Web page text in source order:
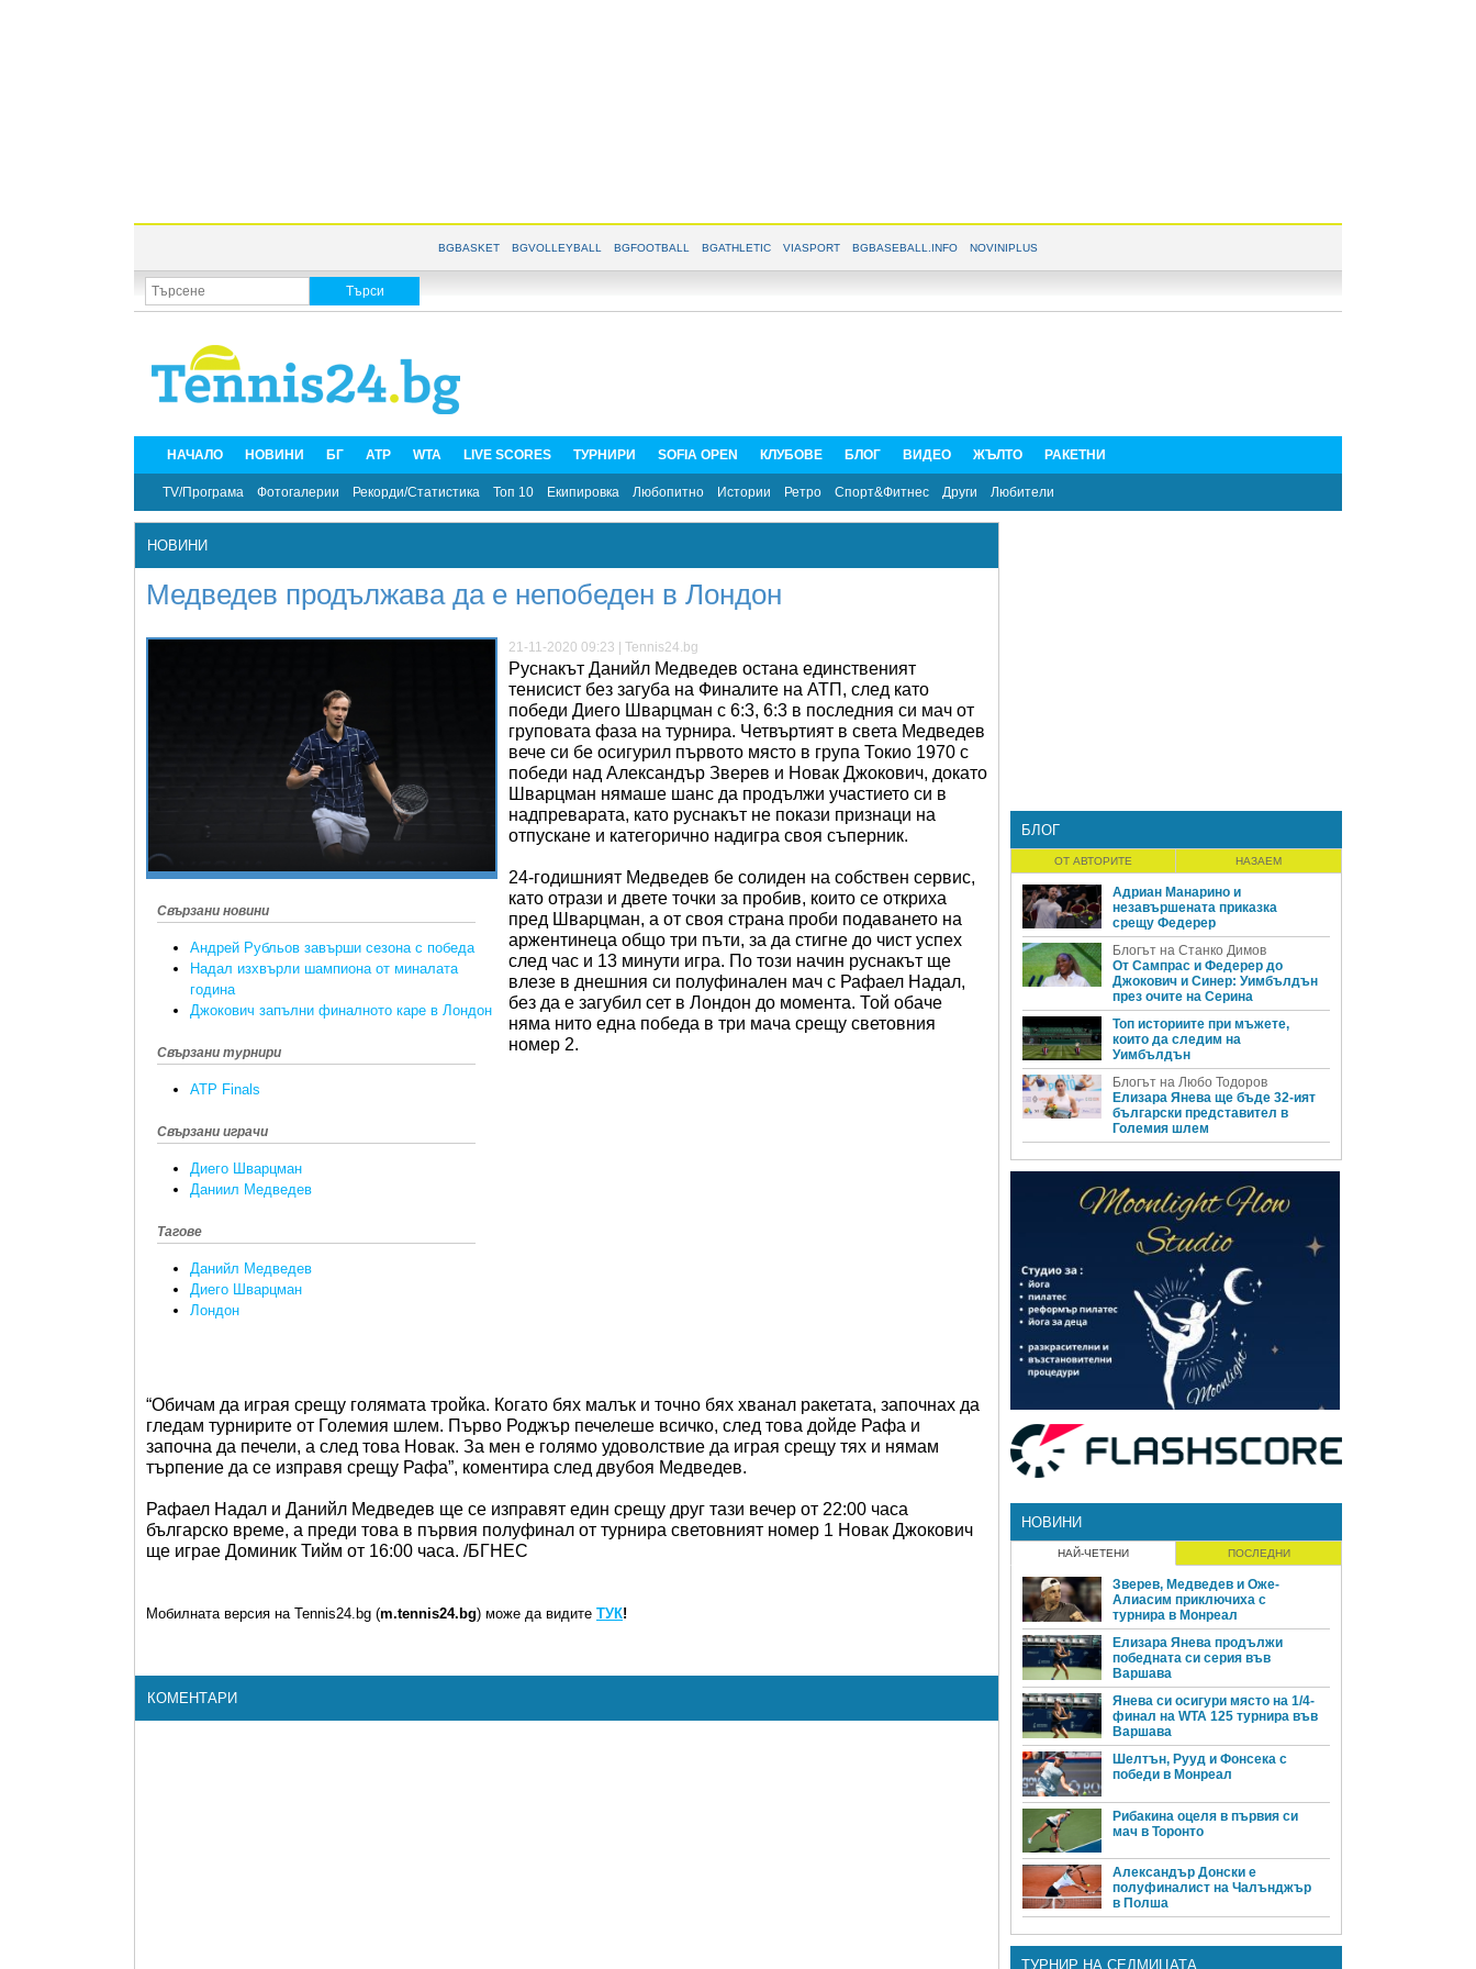
BGBASKET BGVOLLEYBALL BGFOOTBALL BGATHLETIC VIASPORT BGBASEBALL.INFO NOVINIPLUS
НАЧАЛО НОВИНИ БГ ATP WTA LIVE SCORES ТУРНИРИ SOFIA OPEN КЛУБОВЕ БЛОГ ВИДЕО ЖЪЛТО РАКЕТНИ
TV/Програма Фотогалерии Рекорди/Статистика Топ 10 Екипировка Любопитно Истории Ретро Спорт&Фитнес Други Любители
НОВИНИ
Медведев продължава да е непобеден в Лондон
Свързани новини
Андрей Рубльов завърши сезона с победа
Надал изхвърли шампиона от миналата
година
Джокович запълни финалното каре в Лондон
Свързани турнири
ATP Finals
Свързани играчи
Диего Шварцман
Даниил Медведев
Тагове
Данийл Медведев
Диего Шварцман
Лондон
21-11-2020 09:23 | Tennis24.bg
Руснакът Данийл Медведев остана единственият
тенисист без загуба на Финалите на АТП, след като
победи Диего Шварцман с 6:3, 6:3 в последния си мач от
груповата фаза на турнира. Четвъртият в света Медведев
вече си бе осигурил първото място в група Токио 1970 с
победи над Александър Зверев и Новак Джокович, докато
Шварцман нямаше шанс да продължи участието си в
надпреварата, като руснакът не покази признаци на
отпускане и категорично надигра своя съперник.
24-годишният Медведев бе солиден на собствен сервис,
като отрази и двете точки за пробив, които се откриха
пред Шварцман, а от своя страна проби подаването на
аржентинеца общо три пъти, за да стигне до чист успех
след час и 13 минути игра. По този начин руснакът ще
влезе в днешния си полуфинален мач с Рафаел Надал,
без да е загубил сет в Лондон до момента. Той обаче
няма нито една победа в три мача срещу световния
номер 2.
“Обичам да играя срещу голямата тройка. Когато бях малък и точно бях хванал ракетата, започнах да
гледам турнирите от Големия шлем. Първо Роджър печелеше всичко, след това дойде Рафа и
започна да печели, а след това Новак. За мен е голямо удоволствие да играя срещу тях и нямам
търпение да се изправя срещу Рафа”, коментира след двубоя Медведев.
Рафаел Надал и Данийл Медведев ще се изправят един срещу друг тази вечер от 22:00 часа
българско време, а преди това в първия полуфинал от турнира световният номер 1 Новак Джокович
ще играе Доминик Тийм от 16:00 часа. /БГНЕС
Мобилната версия на Tennis24.bg (m.tennis24.bg) може да видите ТУК!
КОМЕНТАРИ
БЛОГ
ОТ АВТОРИТЕ НАЗАЕМ
Адриан Манарино и
незавършената приказка
срещу Федерер
Блогът на Станко Димов
От Сампрас и Федерер до
Джокович и Синер: Уимбълдън
през очите на Серина
Топ историите при мъжете,
които да следим на
Уимбълдън
Блогът на Любо Тодоров
Елизара Янева ще бъде 32-ият
български представител в
Големия шлем
НОВИНИ
НАЙ-ЧЕТЕНИ ПОСЛЕДНИ
Зверев, Медведев и Оже-
Алиасим приключиха с
турнира в Монреал
Елизара Янева продължи
победната си серия във
Варшава
Янева си осигури място на 1/4-
финал на WTA 125 турнира във
Варшава
Шелтън, Рууд и Фонсека с
победи в Монреал
Рибакина оцеля в първия си
мач в Торонто
Александър Донски е
полуфиналист на Чалънджър
в Полша
ТУРНИР НА СЕДМИЦАТА